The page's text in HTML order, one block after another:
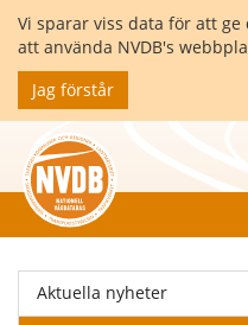
Vi sparar viss data för att
att använda NVDB's
Jag förstår
Aktuella nyheter